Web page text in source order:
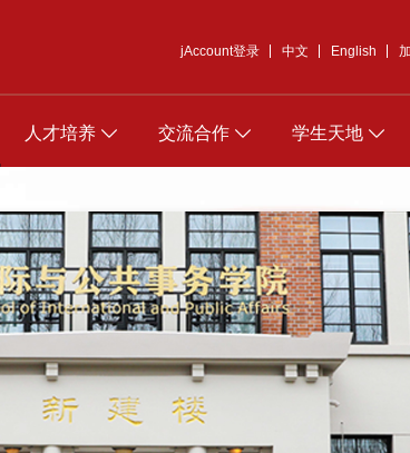
jAccount登录 中文 English
人才培养 交流合作 学生天地